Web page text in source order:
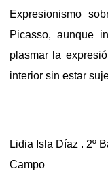
Expresionismo
Picasso, aunque
plasmar la
interior sin estar
Lidia Isla Díaz . 2º
Campo